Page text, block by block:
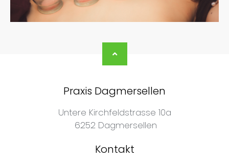
Praxis Dagmersellen
Untere Kirchfeldstrasse 10a
6252 Dagmersellen
Kontakt